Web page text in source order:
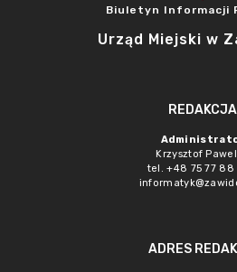
Biuletyn Informacji
Urząd Miejski w
REDAKCJA
Krzysztof
tel. +48 75 77
ADRES